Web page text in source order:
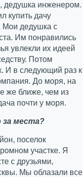
дедушка инженером.
купить дачу
Мои дедушка с
Им понравились
увлекли их идеей
Потом
И в следующий раз к
До моря, на
же ближе, чем из
почти у моря.
за места?
поселок
участке. Я
с друзьями,
Мы облазали все